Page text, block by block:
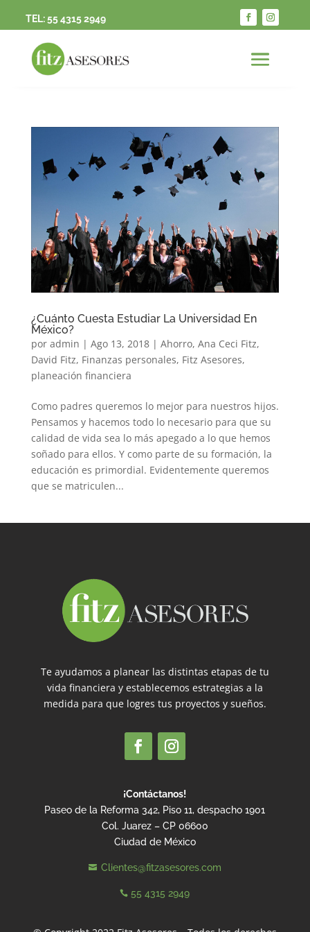
TEL:55 4315 2949
¿Cuánto Cuesta Estudiar La Universidad En
México?
por admin | Ago 13, 2018| Ahorro, Ana Ceci Fitz,
David Fitz, Finanzas personales, Fitz Asesores,
planeación financiera
Como padres queremos lo mejor para nuestros hijos.
Pensamos y hacemos todo lo necesario para que su
calidad de vida sea lo más apegado a lo que hemos
soñado para ellos. Y como parte de su formación, la
educación es primordial. Evidentemente queremos
que se matriculen...
Te ayudamos a planear las distintas etapas de tu
vida financiera y establecemos estrategias a la
medida para que logres tus proyectos y sueños.
¡Contáctanos!
Paseo de la Reforma 342, Piso 11, despacho 1901
Col. Juarez – CP 06600
Ciudad de México
 Clientes@fitzasesores.com
 55 4315 2949